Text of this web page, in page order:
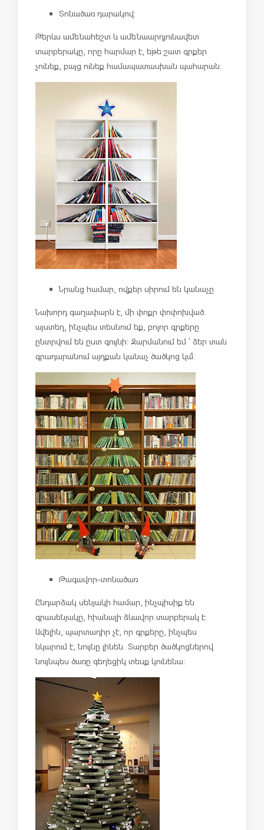
Տոնածառ դարակով:
Թերևս ամենահեշտ և ամենաարդյունավետ
տարբերակը, որը հարմար է, եթե շատ գրքեր
չունեք, բայց ունեք համապատասխան պահարան:
Նրանց համար, ովքեր սիրում են կանաչը
Նախորդ գաղափարն է, մի փոքր փոփոխված.
այստեղ, ինչպես տեսնում եք, բոլոր գրքերը
ընտրվում են ըստ գույնի: Զարմանում եմ ՝ ձեր տան
գրադարանում այդքան կանաչ ծածկոց կա՞:
Թագավոր-տոնածառ
Ընդարձակ սենյակի համար, ինչպիսիք են
գրասենյակը, հիանալի ձևավոր տարբերակ է:
Ավելին, պարտադիր չէ, որ գրքերը, ինչպես
նկարում է, նույնը լինեն. Տարբեր ծածկոցներով
նույնպես ծառը գեղեցիկ տեսք կունենա: